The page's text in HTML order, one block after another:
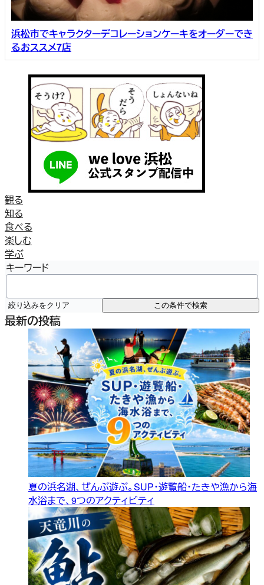
浜松市でキャラクターデコレーションケーキをオーダーでき
るおススメ7店
観る
知る
食べる
楽しむ
学ぶ
キーワード
絞り込みをクリア この条件で検索
最新の投稿
夏の浜名湖、ぜんぶ遊ぶ。SUP・遊覧船・たきや漁から海
水浴まで、9つのアクティビティ